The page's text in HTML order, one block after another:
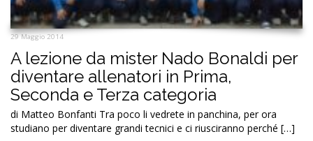
29 Maggio 2014
A lezione da mister Nado Bonaldi per
diventare allenatori in Prima,
Seconda e Terza categoria
di Matteo Bonfanti Tra poco li vedrete in panchina, per ora
studiano per diventare grandi tecnici e ci riusciranno perché […]